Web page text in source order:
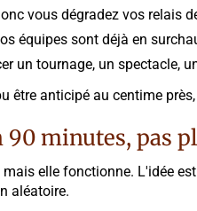
vous dégradez vos relais
équipes sont déjà en
un tournage, un spectacle,
être anticipé au centime
minutes, pas
elle fonctionne. L'idée
aléatoire.